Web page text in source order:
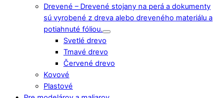
Drevené – Drevené stojany na perá a dokumenty
sú vyrobené z dreva alebo dreveného materiálu a
potiahnuté fóliou.
Svetlé drevo
Tmavé drevo
Červené drevo
Kovové
Plastové